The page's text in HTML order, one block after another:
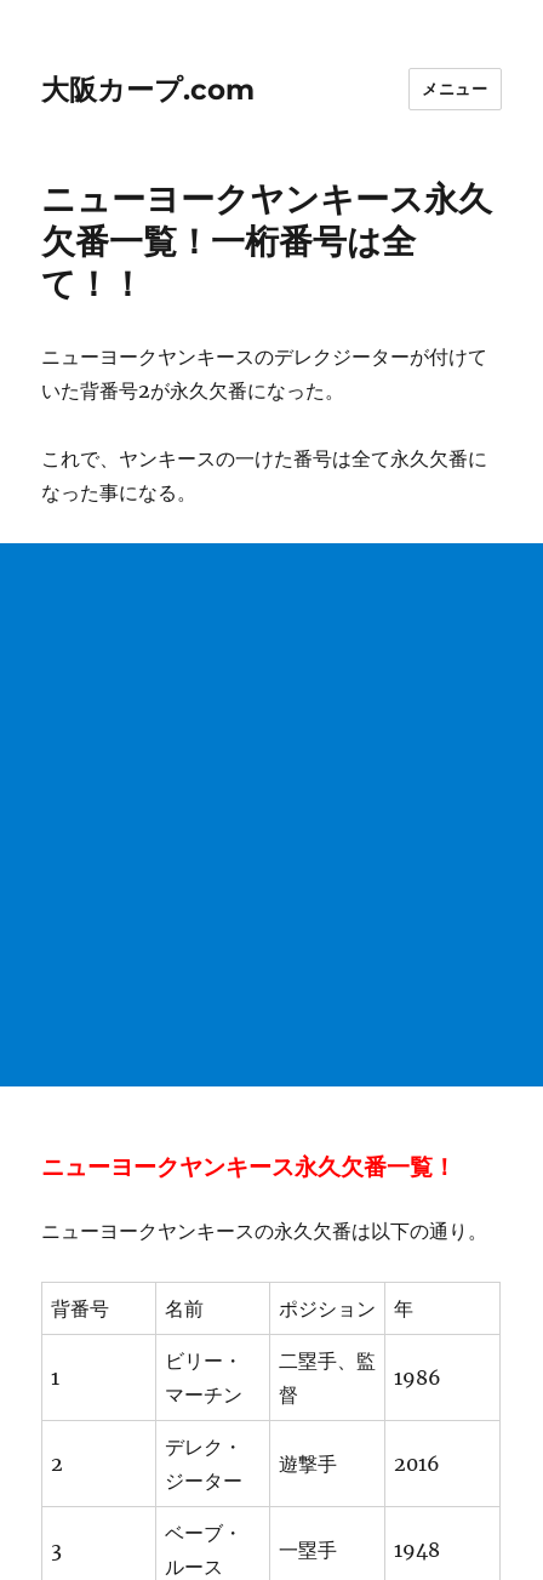
大阪カープ.com メニュー
ニューヨークヤンキース永久
欠番一覧！一桁番号は全
て！！
ニューヨークヤンキースのデレクジーターが付けて
いた背番号2が永久欠番になった。
これで、ヤンキースの一けた番号は全て永久欠番に
なった事になる。
ニューヨークヤンキース永久欠番一覧！
ニューヨークヤンキースの永久欠番は以下の通り。
背番号 名前 ポジション 年
1
ビリー・
マーチン
二塁手、監
督
1986
2
デレク・
ジーター
遊撃手 2016
3
ベーブ・
ルース
一塁手 1948